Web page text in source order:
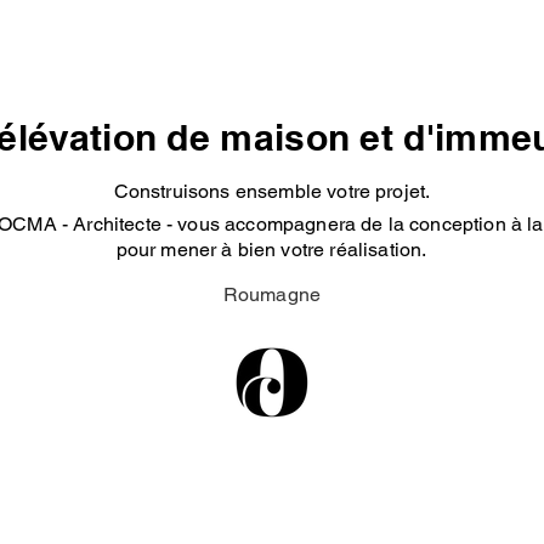
de maison et
Construisons ensemble votre projet.
OCMA - Architecte - vous accompagnera de la conception à
pour mener à bien votre réalisation.
Roumagne